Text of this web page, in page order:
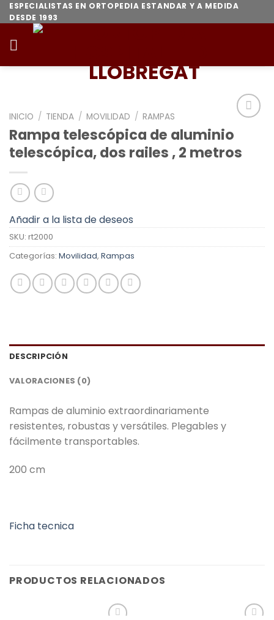
Skip
to
content
ESPECIALISTAS EN ORTOPEDIA ESTANDAR Y A MEDIDA
DESDE 1993
Añadir
lista de
INICIO / TIENDA / MOVILIDAD / RAMPAS
Rampa telescópica de aluminio
telescópica, dos railes , 2 metros
Añadir a la lista de deseos
SKU: rt2000
Categorías: Movilidad, Rampas
DESCRIPCIÓN
VALORACIONES (0)
Rampas de aluminio extraordinariamente
resistentes, robustas y versátiles. Plegables y
fácilmente transportables.
200 cm
Ficha tecnica
PRODUCTOS RELACIONADOS